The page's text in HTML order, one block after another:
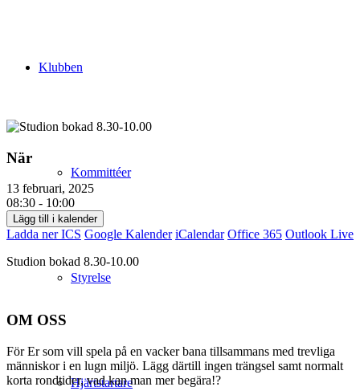
Klubben
Kommittéer
Styrelse
Hjärtstartare
När
13 februari, 2025
08:30 - 10:00
Lägg till i kalender
Ladda ner ICS Google Kalender iCalendar Office 365 Outlook Live
Studion bokad 8.30-10.00
OM OSS
För Er som vill spela på en vacker bana tillsammans med trevliga
människor i en lugn miljö. Lägg därtill ingen trängsel samt normalt
korta rondtider, vad kan man mer begära!?